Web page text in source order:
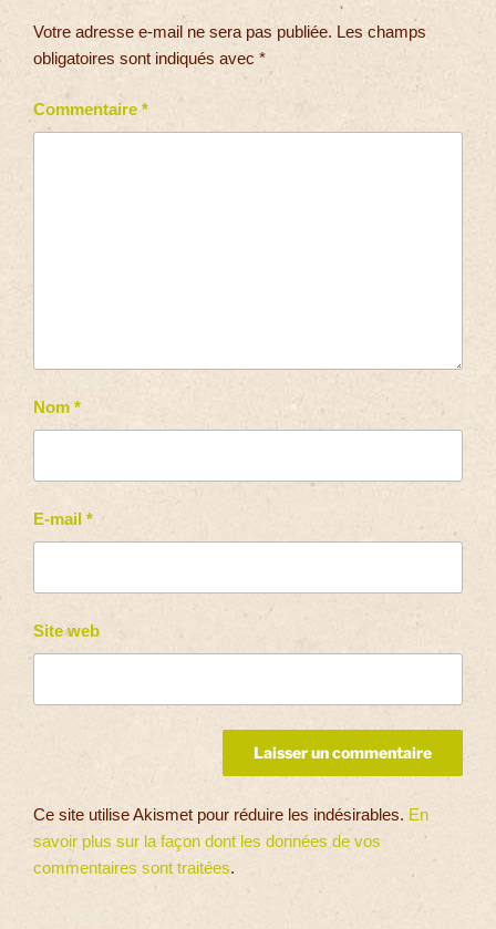
Votre adresse e-mail ne sera pas publiée. Les champs
obligatoires sont indiqués avec *
Commentaire *
Nom *
E-mail *
Site web
Ce site utilise Akismet pour réduire les indésirables. En
savoir plus sur la façon dont les données de vos
commentaires sont traitées.